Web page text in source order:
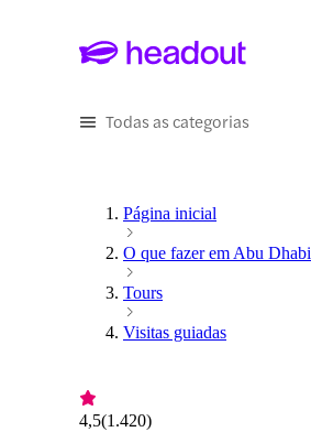
Todas as categorias
Página inicial
O que fazer em Abu Dhabi
Tours
Visitas guiadas
4,5(1.420)